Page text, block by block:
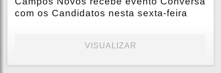
com os Candidatos nesta sexta-feira
VISUALIZAR